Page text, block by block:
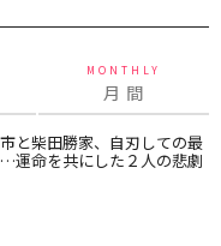
MONTHLY
月 間
と柴田勝家、自刃しての最
運命を共にした２人の悲劇